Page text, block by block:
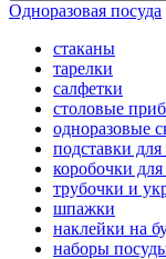
Одноразовая посуда
стаканы
тарелки
салфетки
столовые
одноразовые
подставки
коробочки для
трубочки и
шпажки
наклейки на
наборы